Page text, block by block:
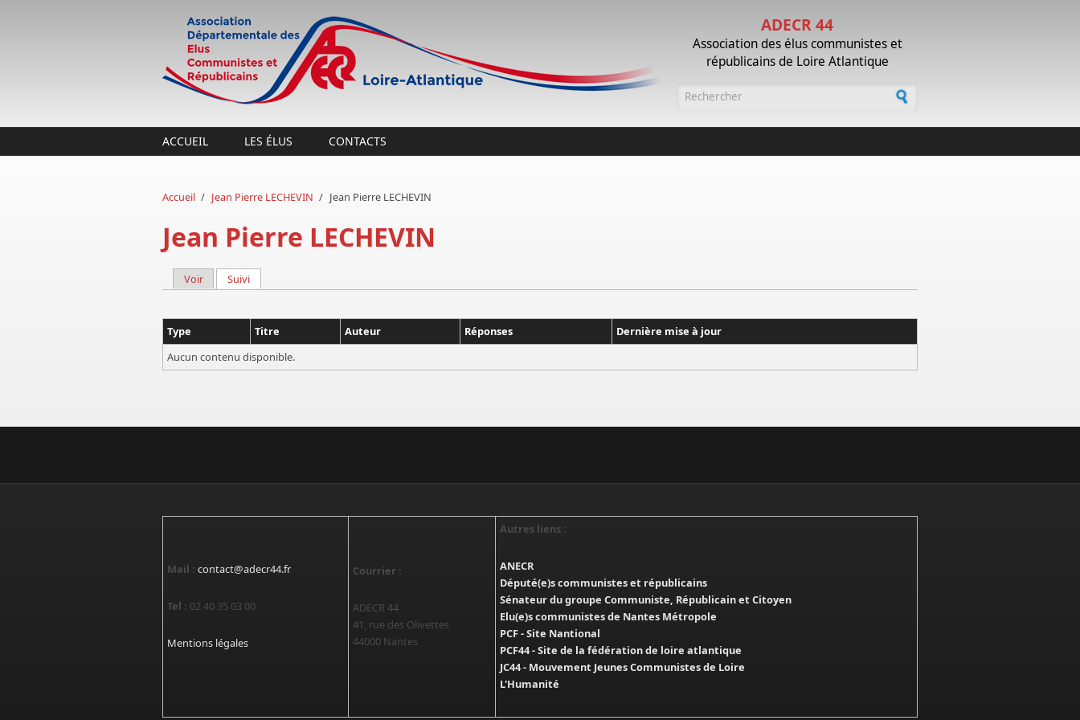
ADECR 44
Association des élus communistes et
républicains de Loire Atlantique
ACCUEIL LES ÉLUS CONTACTS
Accueil / Jean Pierre LECHEVIN / Jean Pierre LECHEVIN
Jean Pierre LECHEVIN
Voir Suivi
Type Titre Auteur Réponses
Dernière mise à jour
Aucun contenu disponible.
Mail : contact@adecr44.fr
Tel : 02 40 35 03 00
Mentions légales
Courrier :
ADECR 44
41, rue des Olivettes
44000 Nantes
Autres liens :
ANECR
Député(e)s communistes et républicains
Sénateur du groupe Communiste, Républicain et Citoyen
Elu(e)s communistes de Nantes Métropole
PCF - Site Nantional
PCF44 - Site de la fédération de loire atlantique
JC44 - Mouvement Jeunes Communistes de Loire
L'Humanité